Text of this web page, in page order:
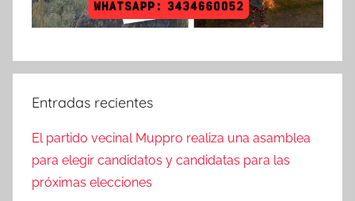
Entradas recientes
El partido vecinal Muppro realiza una asamblea
para elegir candidatos y candidatas para las
próximas elecciones